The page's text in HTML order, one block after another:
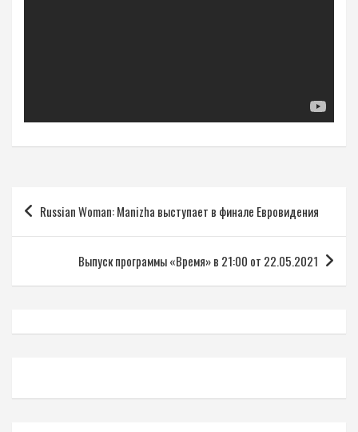
Навигация
по
Russian Woman: Manizha выступает в финале Евровидения
Выпуск программы «Время» в 21:00 от 22.05.2021